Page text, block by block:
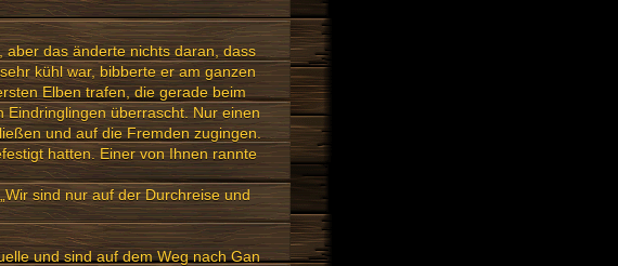
aber das änderte nichts daran, dass
kühl war, bibberte er am ganzen
Elben trafen, die gerade beim
überrascht. Nur einen
und auf die Fremden zugingen.
hatten. Einer von Ihnen rannte
sind nur auf der Durchreise und
und sind auf dem Weg nach Gan